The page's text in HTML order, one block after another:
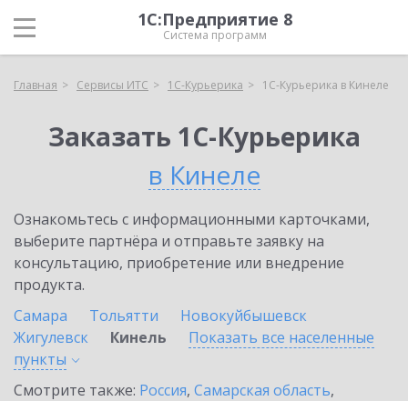
1С:Предприятие 8
Система программ
Главная Сервисы ИТС 1С-Курьерика 1С-Курьерика в Кинеле
Заказать 1С-Курьерика
в Кинеле
Ознакомьтесь с информационными карточками,
выберите партнёра и отправьте заявку на
консультацию, приобретение или внедрение
продукта.
Самара
Тольятти
Новокуйбышевск
Жигулевск
Кинель
Показать все населенные
пункты
Смотрите также: Россия, Самарская область,